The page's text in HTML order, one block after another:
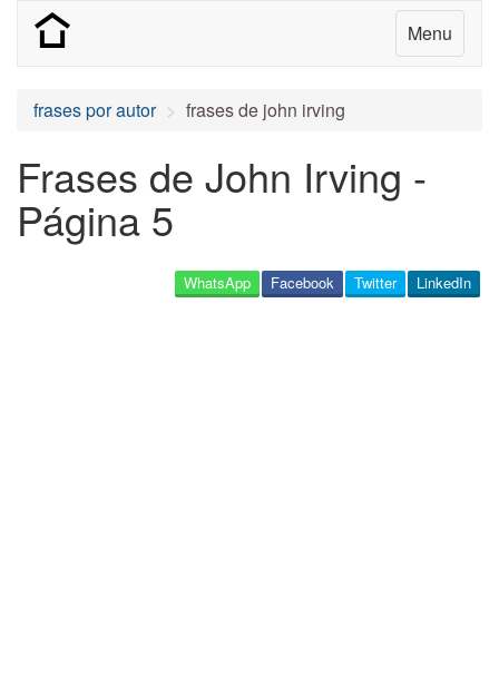
Menu
frases por autor frases de john irving
Frases de John Irving -
Página 5
LinkedIn
Twitter
Facebook
WhatsApp